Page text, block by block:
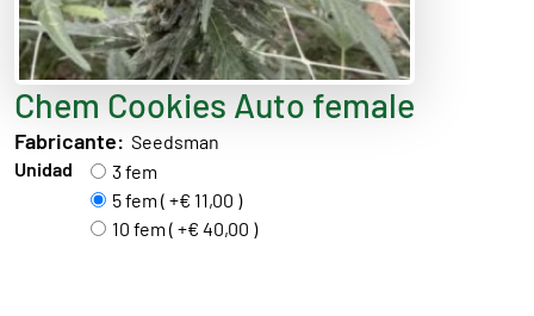
Chem Cookies Auto female
Fabricante: Seedsman
Unidad
3 fem
5 fem ( +€ 11,00 )
10 fem ( +€ 40,00 )